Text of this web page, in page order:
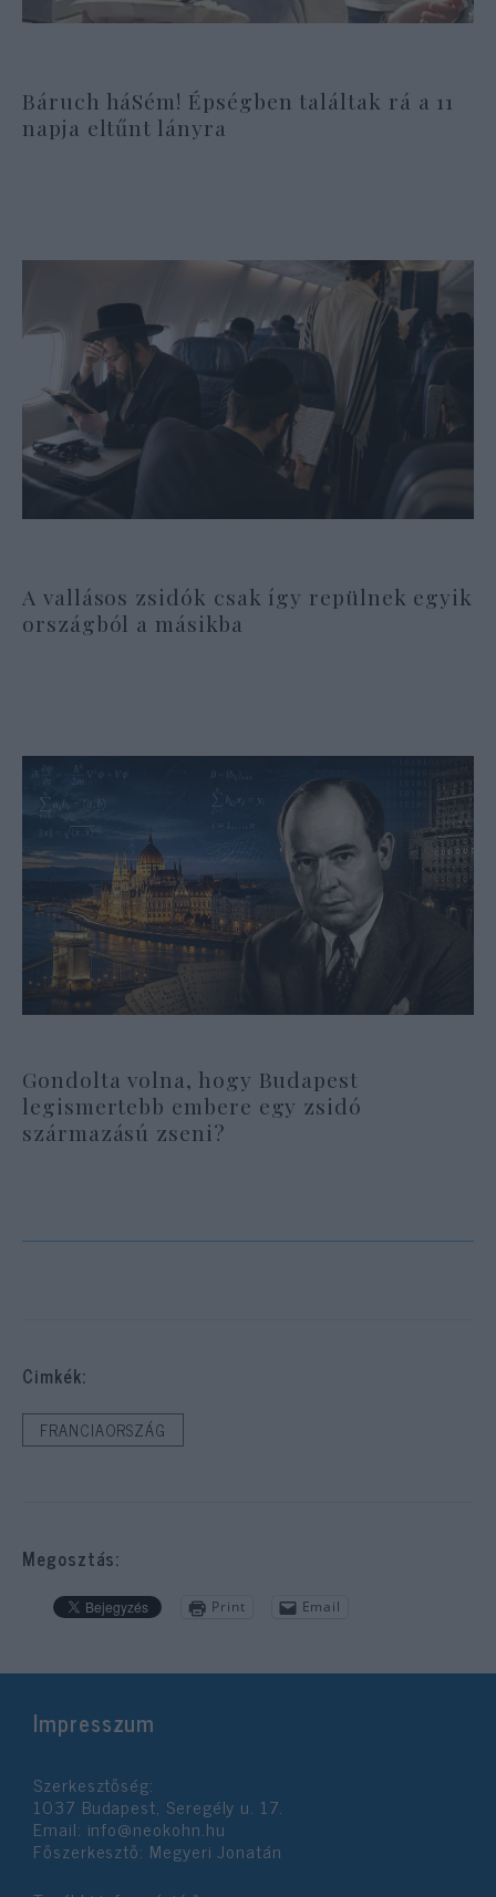
Báruch háSém! Épségben találtak rá a 11
napja eltűnt lányra
A vallásos zsidók csak így repülnek egyik
országból a másikba
Gondolta volna, hogy Budapest
legismertebb embere egy zsidó
származású zseni?
Cimkék:
FRANCIAORSZÁG
Megosztás:
Print Email
Impresszum
Szerkesztőség:
1037 Budapest, Seregély u. 17.
Email: info@neokohn.hu
Főszerkesztő: Megyeri Jonatán